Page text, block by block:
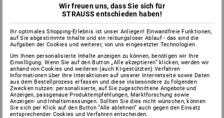
Wir freuen uns, dass Sie sich für
STRAUSS entschieden haben!
Ihr optimales Shopping-Erlebnis ist unser Anliegen! Einwandfreie Funktionen,
auf Sie abgestimmte Inhalte und ein reibungsloser Ablauf - das sind die
Aufgaben der Cookies und weiterer, von uns eingesetzter Technologien.
Um Ihnen personalisierte Inhalte anzeigen zu können, benötigen wir Ihre
Einwilligung. Wenn Sie auf den Button „Alle akzeptieren“ klicken, werden wir
anhand von Cookies und weiteren (auch KI-gestützten) Verfahren
Informationen über Ihre Interaktionen auf unserer Internetseite sowie Daten
aus dem Bestellprozess erfassen und diese insbesondere zu folgenden
Zwecken nutzen: personalisierte, auf Sie zugeschnittene Angebote und
Anzeigen, passgenaue Produktempfehlungen, Marktforschung sowie
Anzeigen- und Inhaltsmessungen. Sollten Sie dies nicht wünschen, können
Sie sich per Klick auf den Button “Alle ablehnen” auch gegen den Einsatz
entsprechender Cookies und Verfahren entscheiden.